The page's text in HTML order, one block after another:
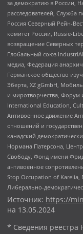
за демократию в России,
расследователей, Служба
Россия Северный Рейн-
комитет России, Russie-
возвращение Северных
Глобальный союз
медиа, Федерация
Германское общество
Эберта, XZ gGmbH,
и миротворчества, Форум
International Education,
Антивоенное движение
отношений и
канадский
Нормана Патерсона,
Свободу, Фонд имени
антивоенное
Stop Occupation of
Либерально-
Источник: https://
на 13.05.2024
* Сведения